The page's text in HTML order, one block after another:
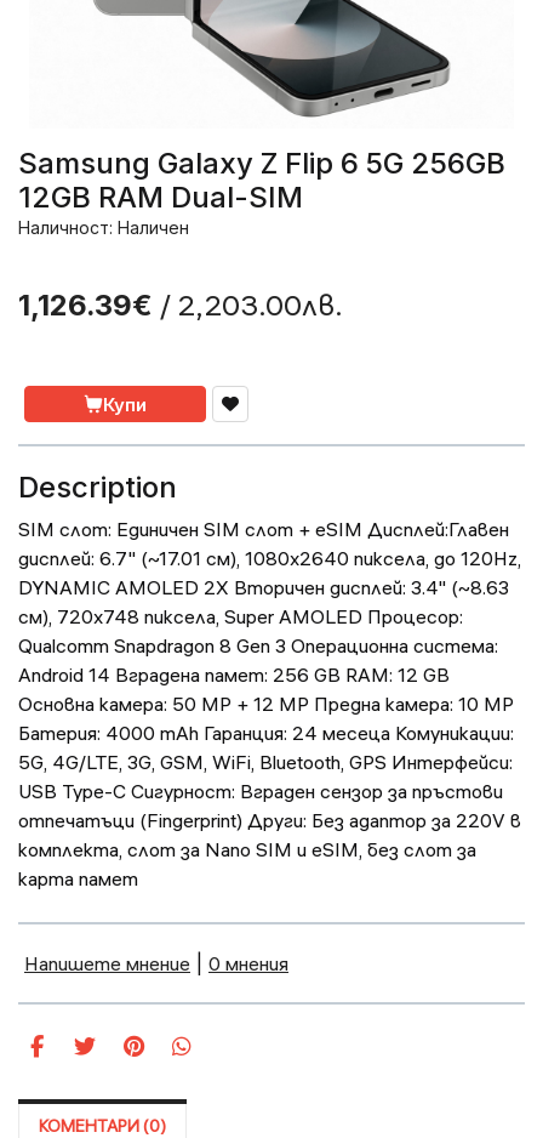
Samsung Galaxy Z Flip 6 5G 256GB
12GB RAM Dual-SIM
Наличност: Наличен
1,126.39€ / 2,203.00лв.
Купи
Description
SIM слот: Единичен SIM слот + eSIM Дисплей:Главен
дисплей: 6.7" (~17.01 см), 1080x2640 пиксела, до 120Hz,
DYNAMIC AMOLED 2X Вторичен дисплей: 3.4" (~8.63
см), 720x748 пиксела, Super AMOLED Процесор:
Qualcomm Snapdragon 8 Gen 3 Операционна система:
Android 14 Вградена памет: 256 GB RAM: 12 GB
Основна камера: 50 MP + 12 MP Предна камера: 10 MP
Батерия: 4000 mAh Гаранция: 24 месеца Комуникации:
5G, 4G/LTE, 3G, GSM, WiFi, Bluetooth, GPS Интерфейси:
USB Type-C Сигурност: Вграден сензор за пръстови
отпечатъци (Fingerprint) Други: Без адаптор за 220V в
комплекта, слот за Nano SIM и eSIM, без слот за
карта памет
Напишете мнение 0 мнения
КОМЕНТАРИ (0)